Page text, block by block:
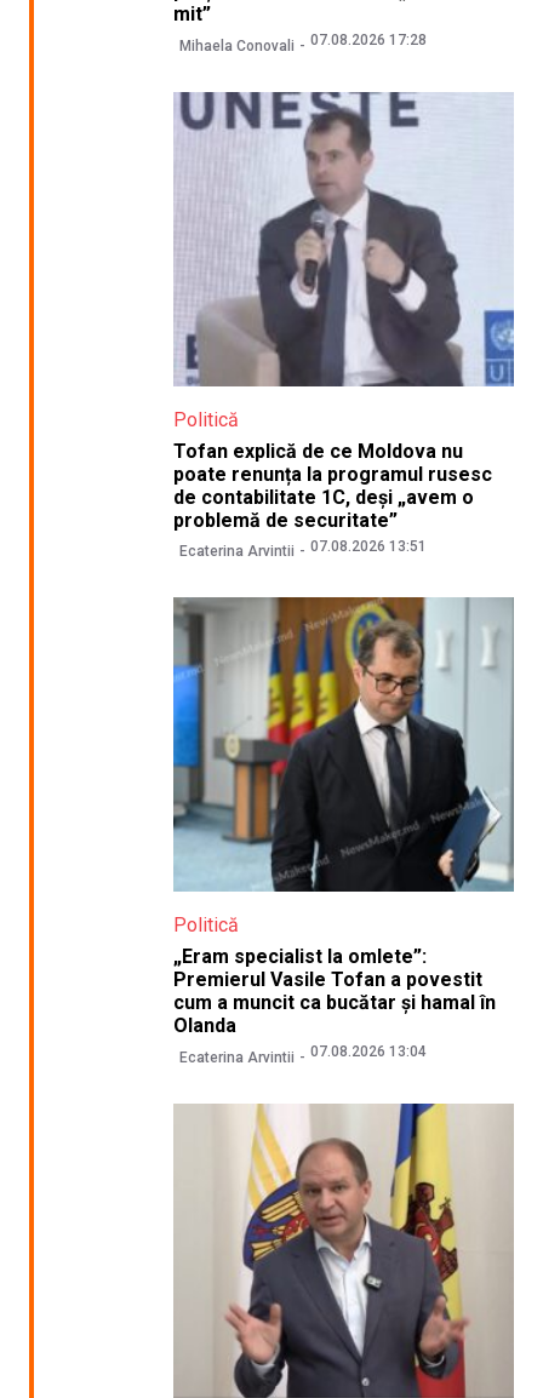
mit”
Mihaela Conovali 07.08.2026 17:28
Politică
Tofan explică de ce Moldova nu
poate renunța la programul rusesc
de contabilitate 1C, deși „avem o
problemă de securitate”
Ecaterina Arvintii 07.08.2026 13:51
Politică
„Eram specialist la omlete”:
Premierul Vasile Tofan a povestit
cum a muncit ca bucătar și hamal în
Olanda
Ecaterina Arvintii 07.08.2026 13:04